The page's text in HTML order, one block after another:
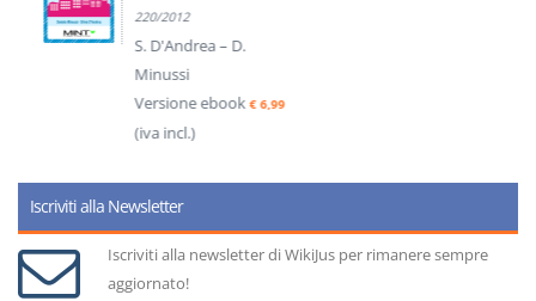
220/2012
S. D'Andrea – D.
Minussi
Versione ebook€ 6,99
(iva incl.)
Iscriviti alla Newsletter
Iscriviti alla newsletter di WikiJus per rimanere sempre
aggiornato!